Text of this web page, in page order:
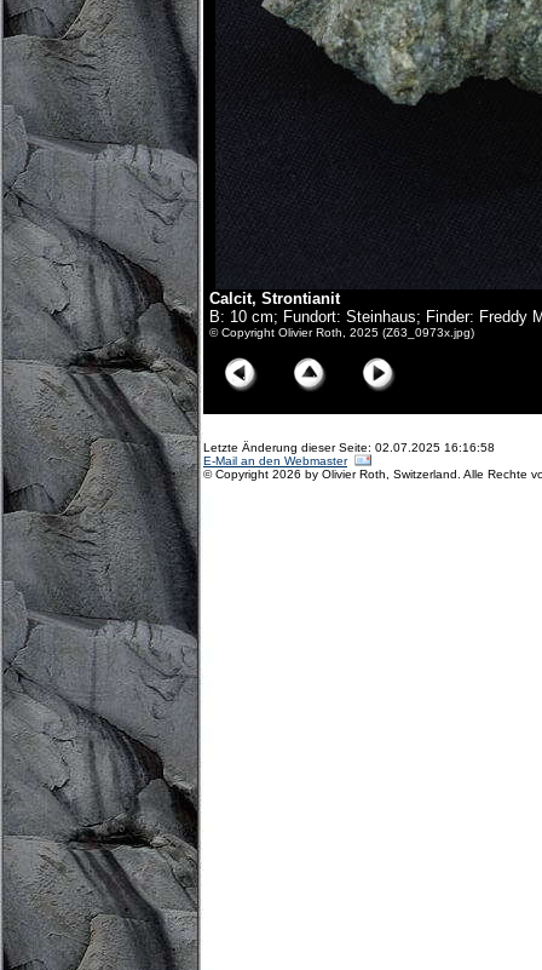
Calcit, Strontianit
B: 10 cm; Fundort: Steinhaus; Finder: Freddy
© Copyright Olivier Roth, 2025 (Z63_0973x.jpg)
Letzte Änderung dieser Seite: 02.07.2025 16:16:58
E-Mail an den Webmaster
© Copyright 2026 by Olivier Roth, Switzerland. Alle Rechte